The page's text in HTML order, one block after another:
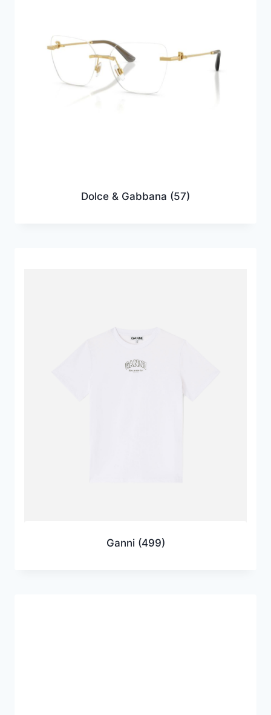
Dolce & Gabbana (57)
Ganni (499)